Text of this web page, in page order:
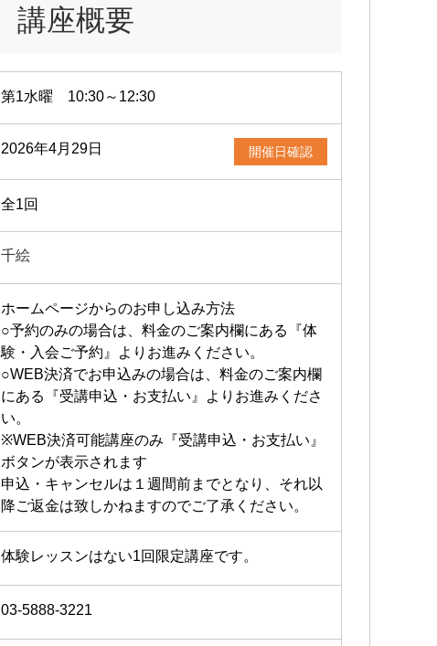
講座概要
第1水曜 10:30～12:30
2026年4月29日 開催日確認
全1回
千絵
ホームページからのお申し込み方法
○予約のみの場合は、料金のご案内欄にある『体
験・入会ご予約』よりお進みください。
○WEB決済でお申込みの場合は、料金のご案内欄
にある『受講申込・お支払い』よりお進みくださ
い。
※WEB決済可能講座のみ『受講申込・お支払い』
ボタンが表示されます
申込・キャンセルは１週間前までとなり、それ以
降ご返金は致しかねますのでご了承ください。
体験レッスンはない1回限定講座です。
03-5888-3221